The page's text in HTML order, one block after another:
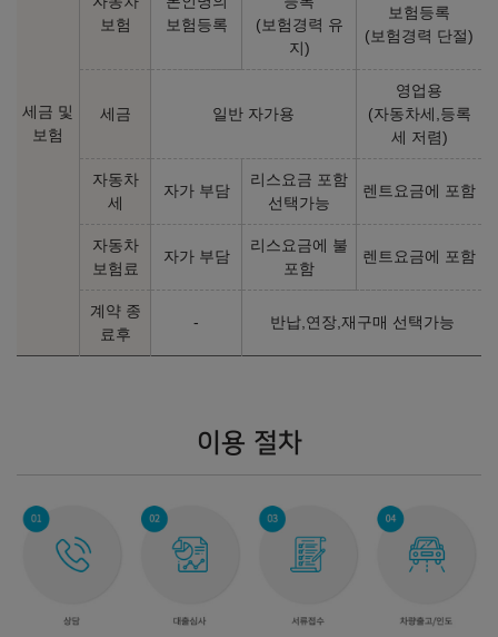
세금 및
보험
보험
보험등록
(보험경력 유
지)
보험등록
(보험경력 단절)
세금 일반 자가용
영업용
(자동차세,등록
세 저렴)
자동차
세
자가 부담
리스요금 포함
선택가능
렌트요금에 포함
자동차
보험료
자가 부담
리스요금에 불
포함
렌트요금에 포함
계약 종
료후
- 반납,연장,재구매 선택가능
이용 절차
(P2)
경유 14.8
㎞/ℓ
2025년형 가솔린 2.0 (개소세 30% 인하)
xDrive20i xLine (P1)
휘발유 10.7㎞/ℓ
63,100,000
원
xDrive20i xLine (P2)
휘발유 10.7 ㎞/ℓ
63,100,000
원
xDrive20i M Sport Package
㎞/ℓ
67,900,000원
xDrive20i M Sport Package
(P2)
67,900,000원
휘발유 10.2
xDrive20i xLine
휘발유 10.7
xDrive20i M Sport Package
휘발유 10.7